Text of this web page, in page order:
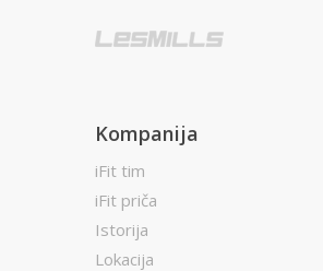
Kompanija
iFit tim
iFit priča
Istorija
Lokacija